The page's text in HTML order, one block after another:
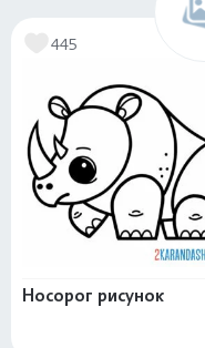
445
Носорог рисунок